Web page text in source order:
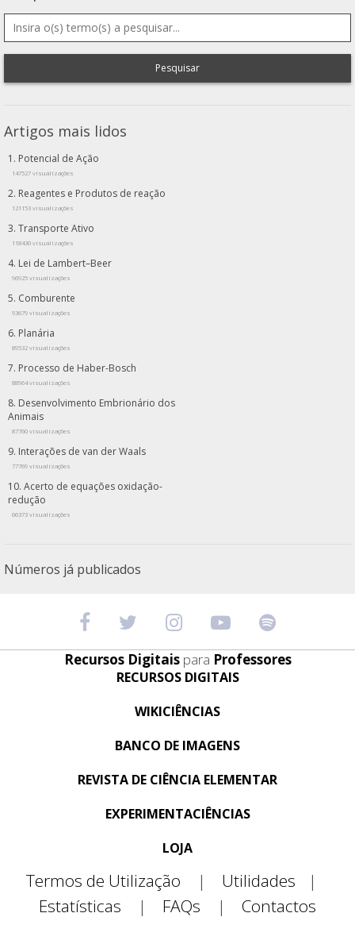
Pesquisar
Artigos mais lidos
Potencial de Ação
147527 visualizações
Reagentes e Produtos de reação
121153 visualizações
Transporte Ativo
118430 visualizações
Lei de Lambert–Beer
96925 visualizações
Comburente
93679 visualizações
Planária
89532 visualizações
Processo de Haber-Bosch
88964 visualizações
Desenvolvimento Embrionário dos
Animais
87760 visualizações
Interações de van der Waals
77769 visualizações
Acerto de equações oxidação-
redução
66373 visualizações
Números já publicados
Recursos Digitais para Professores
RECURSOS DIGITAIS
WIKICIÊNCIAS
BANCO DE IMAGENS
REVISTA DE CIÊNCIA ELEMENTAR
EXPERIMENTACIÊNCIAS
LOJA
Termos de Utilização | Utilidades
|
Estatísticas
| FAQs | Contactos